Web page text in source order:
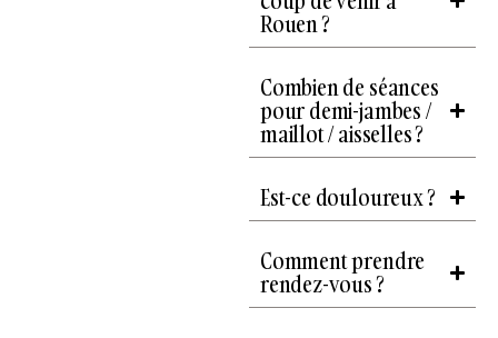
Rouen ?
Combien de séances
pour demi-jambes /
maillot / aisselles ?
Est-ce douloureux ?
Comment prendre
rendez-vous ?